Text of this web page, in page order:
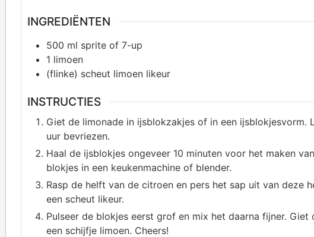
INGREDIËNTEN
500 ml sprite of 7-up
1 limoen
(flinke) scheut limoen likeur
INSTRUCTIES
Giet de limonade in ijsblokzakjes of in een ijsblokjesvorm.
uur bevriezen.
Haal de ijsblokjes ongeveer 10 minuten voor het maken
blokjes in een keukenmachine of blender.
Rasp de helft van de citroen en pers het sap uit van deze
een scheut likeur.
Pulseer de blokjes eerst grof en mix het daarna fijner.
een schijfje limoen. Cheers!